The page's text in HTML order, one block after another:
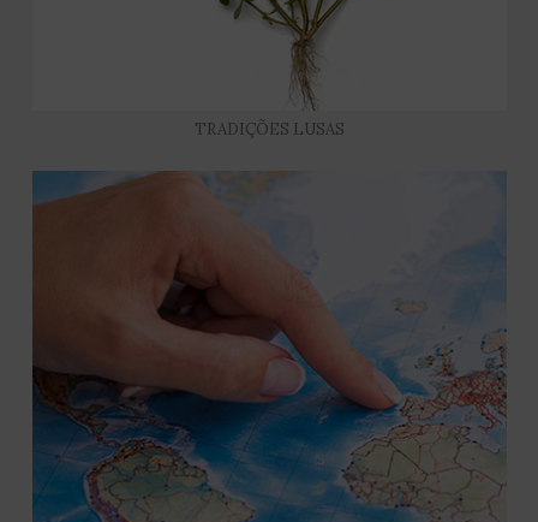
TRADIÇÕES LUSAS